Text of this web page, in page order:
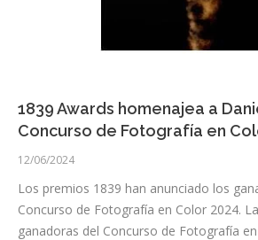
1839 Awards homenajea a
Concurso de Fotografía en
12/06/2024
Los premios 1839 han anunciado los
Concurso de Fotografía en Color 2024.
ganadoras del Concurso de Fotografía